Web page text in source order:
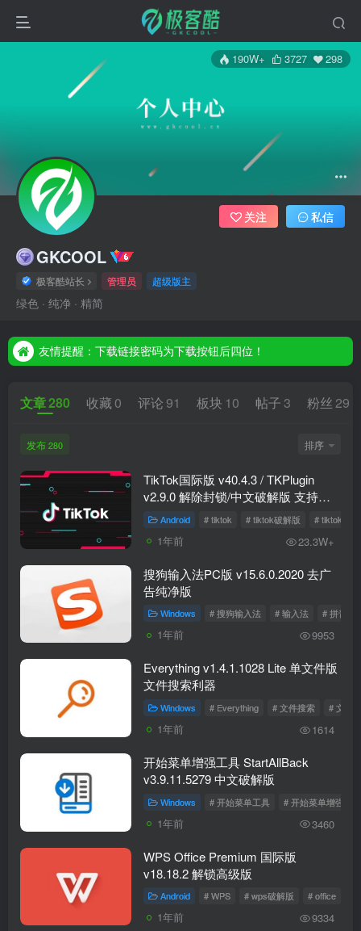
190W+ 3727 298
GKCOOL
极客酷站长 管理员 超级版主
绿色 · 纯净 · 精简
关注 私信
友情提醒：下载链接密码为下载按钮后四位！
友情提醒：下载链接密码为下载按钮后四位！
文章280 收藏 0 评论91 板块 10 帖子 3 粉丝298
发布 280 排序
TikTok国际版 v40.4.3 / TKPlugin
v2.9.0 解除封锁/中文破解版 支持选
国区Android # tiktok # tiktok破解版 # tiktok国
1年前 23.3W+
搜狗输入法PC版 v15.6.0.2020 去广
告纯净版
Windows # 搜狗输入法 # 输入法 # 拼音输
1年前 9953
Everything v1.4.1.1028 Lite 单文件版
文件搜索利器
Windows # Everything # 文件搜索 # 文件
1年前 1614
开始菜单增强工具 StartAllBack
v3.9.11.5279 中文破解版
Windows # 开始菜单工具 # 开始菜单增强工具
1年前 3460
WPS Office Premium 国际版
v18.18.2 解锁高级版
Android # WPS # wps破解版 # office
1年前 9334